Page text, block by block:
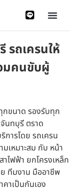
รถเครนให้
มคนขับผู้
กขนาด รองรับทุก
นทบุรี ตราด
การโดย รถเครน
เหมาะสม กับ หน้า
ไฟฟ้า ยกโครงเหล็ก
ทีมงาน มืออาชีพ
าเป็นกันเอง